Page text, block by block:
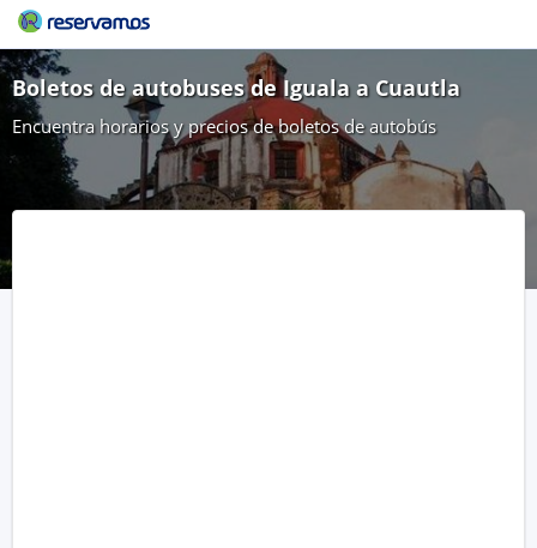
Boletos de autobuses de Iguala a Cuautla
Encuentra horarios y precios de boletos de autobús